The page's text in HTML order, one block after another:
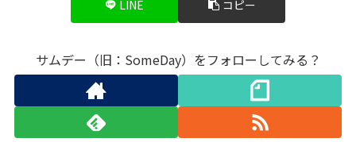
LINE コピー
サムデー（旧：SomeDay）をフォローしてみる？